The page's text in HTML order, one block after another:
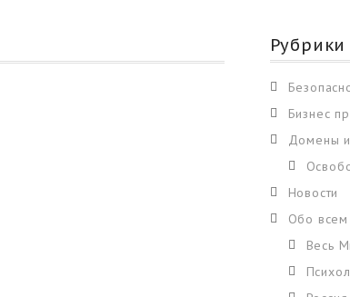
Рубрики
Бизнес
Домены
Новости
Обо всем
Весь